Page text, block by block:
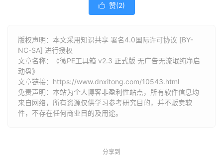
 赞(2)
版权声明：本文采用知识共享 署名4.0国际许可协议 [BY-
NC-SA] 进行授权
文章名称：《微PE工具箱 v2.3 正式版 无广告无流氓纯净启
动盘》
文章链接： https://www.dnxitong.com/10543.html
免责声明：本站为个人博客非盈利性站点，所有软件信息均
来自网络，所有资源仅供学习参考研究目的，并不贩卖软
件，不存在任何商业目的及用途。
分享到